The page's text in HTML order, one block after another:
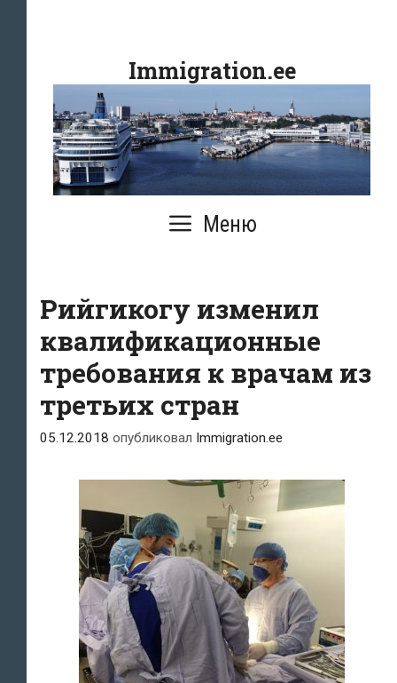
содержимомуImmigration.ee
Меню
Рийгикогу изменил
квалификационные
требования к врачам из
третьих стран
05.12.2018 опубликовал Immigration.ee